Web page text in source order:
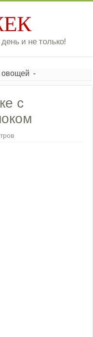
и не только!
овощей -
с